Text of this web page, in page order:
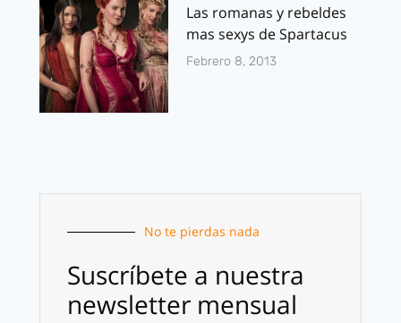
Las romanas y rebeldes
mas sexys de Spartacus
Febrero 8, 2013
No te pierdas nada
Suscríbete a nuestra
newsletter mensual